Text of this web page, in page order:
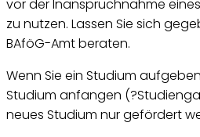
vor der Inanspruchnahme
zu nutzen. Lassen Sie sich
BAföG-Amt beraten.
Wenn Sie ein Studium
Studium anfangen
neues Studium nur gefördert